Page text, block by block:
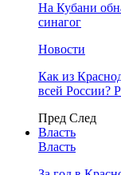
На Кубани
синагог
Новости
Как из
всей России?
Пред След
Власть
Власть